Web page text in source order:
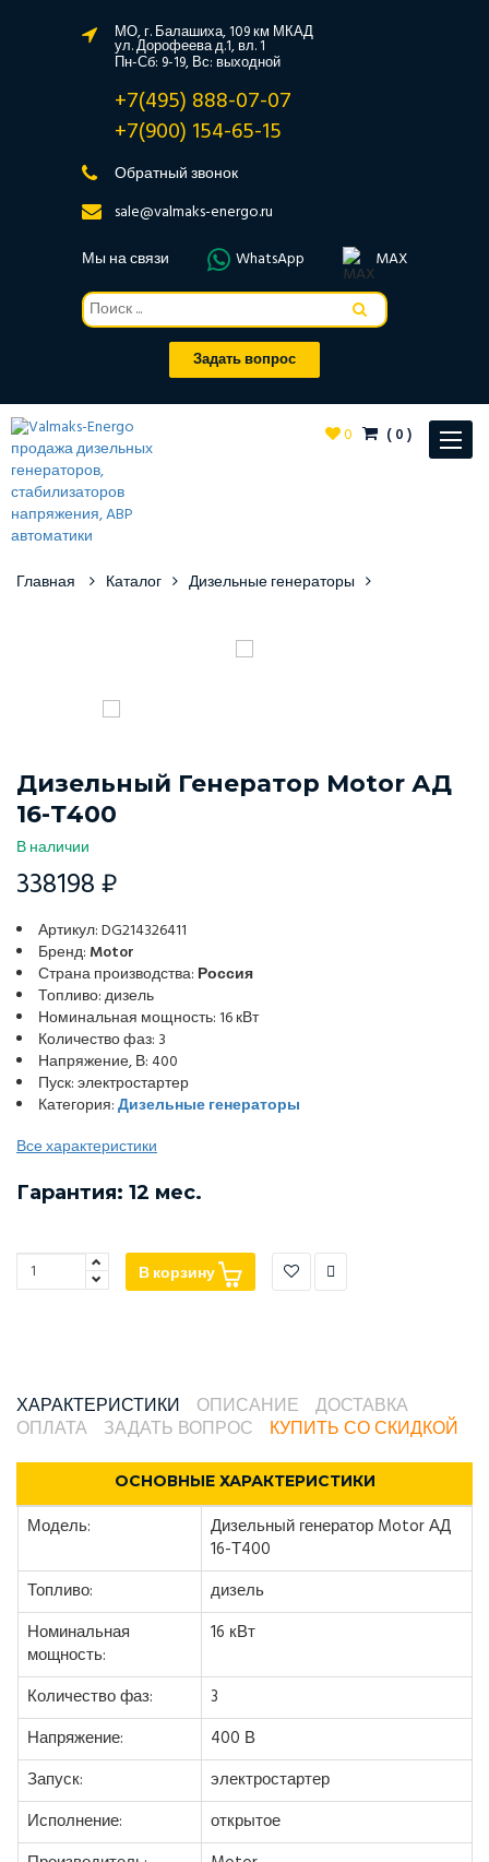
МО, г. Балашиха, 109 км МКАД
ул. Дорофеева д.1, вл. 1
Пн-Сб: 9-19, Вс: выходной
+7(495) 888-07-07
+7(900) 154-65-15
Обратный звонок
sale@valmaks-energo.ru
Мы на связи
WhatsApp MAX
Задать вопрос
Toggle
0 (0)
Главная Каталог Дизельные генераторы
Дизельный Генератор Motor АД
16-Т400
В наличии
338198 ₽
Артикул: DG214326411
Бренд: Motor
Страна производства: Россия
Топливо: дизель
Номинальная мощность: 16 кВт
Количество фаз: 3
Напряжение, В: 400
Пуск: электростартер
Категория:Дизельные генераторы
Все характеристики
Гарантия: 12 мес.
В корзину
ХАРАКТЕРИСТИКИ ОПИСАНИЕ
ДОСТАВКА
ОПЛАТА
ЗАДАТЬ ВОПРОС КУПИТЬ СО СКИДКОЙ
ОСНОВНЫЕ ХАРАКТЕРИСТИКИ
Модель:
Дизельный генератор Motor АД
16-Т400
Топливо:
дизель
Номинальная
мощность:
16 кВт
Количество фаз:
3
Напряжение:
400 В
Запуск:
электростартер
Исполнение:
открытое